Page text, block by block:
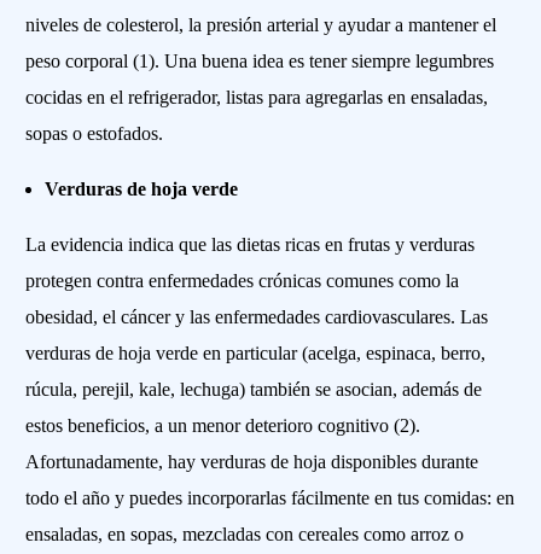
niveles de colesterol, la presión arterial y ayudar a mantener el
peso corporal (1). Una buena idea es tener siempre legumbres
cocidas en el refrigerador, listas para agregarlas en ensaladas,
sopas o estofados.
Verduras de hoja verde
La evidencia indica que las dietas ricas en frutas y verduras
protegen contra enfermedades crónicas comunes como la
obesidad, el cáncer y las enfermedades cardiovasculares. Las
verduras de hoja verde en particular (acelga, espinaca, berro,
rúcula, perejil, kale, lechuga) también se asocian, además de
estos beneficios, a un menor deterioro cognitivo (2).
Afortunadamente, hay verduras de hoja disponibles durante
todo el año y puedes incorporarlas fácilmente en tus comidas: en
ensaladas, en sopas, mezcladas con cereales como arroz o